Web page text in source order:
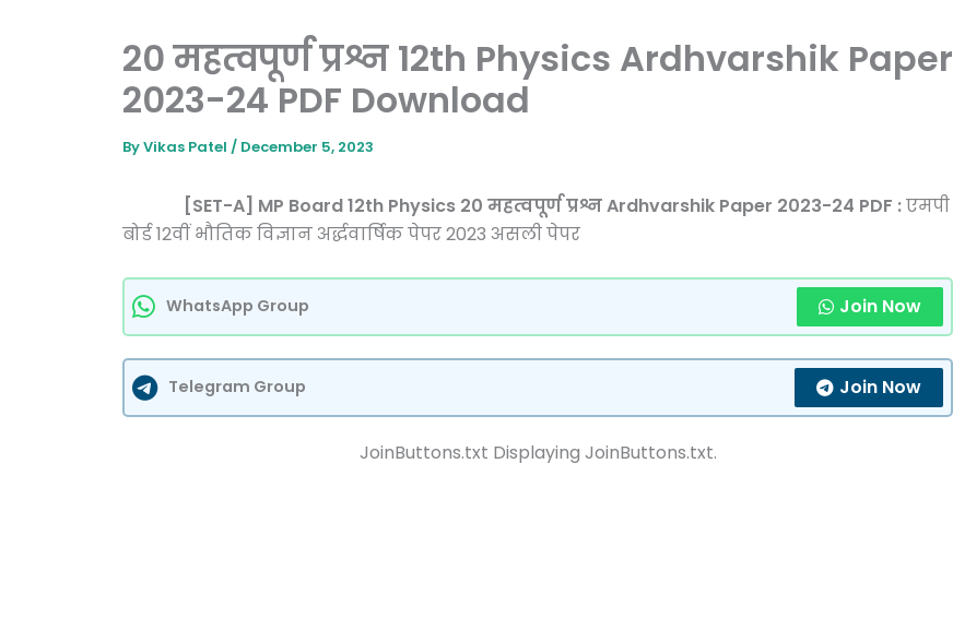
20 महत्वपूर्ण प्रश्न 12th Physics Ardhvarshik Paper
2023-24 PDF Download
ByVikas Patel / December 5, 2023
[SET-A] MP Board 12th Physics 20 महत्वपूर्ण प्रश्न Ardhvarshik Paper 2023-24 PDF :एमपी
बोर्ड 12वीं भौतिक विज्ञान अर्द्धवार्षिक पेपर 2023 असली पेपर
WhatsApp Group Join Now
Telegram Group Join Now
JoinButtons.txt Displaying JoinButtons.txt.